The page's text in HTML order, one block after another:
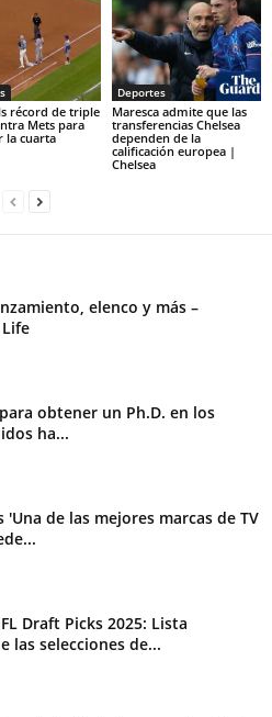
récord de triple
Mets para
la cuarta
Deportes
Maresca admite que las
transferencias Chelsea
dependen de la
calificación europea |
Chelsea
elenco y más –
obtener un Ph.D. en los
ha...
'Una de las mejores marcas de TV
Draft Picks 2025: Lista
las selecciones de...